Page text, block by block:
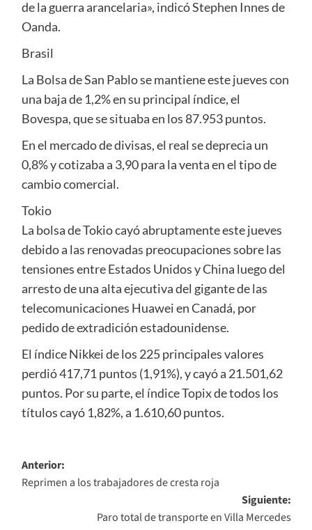
de la guerra arancelaria», indicó Stephen Innes de
Oanda.
Brasil
La Bolsa de San Pablo se mantiene este jueves con
una baja de 1,2% en su principal índice, el
Bovespa, que se situaba en los 87.953 puntos.
En el mercado de divisas, el real se deprecia un
0,8% y cotizaba a 3,90 para la venta en el tipo de
cambio comercial.
Tokio
La bolsa de Tokio cayó abruptamente este jueves
debido a las renovadas preocupaciones sobre las
tensiones entre Estados Unidos y China luego del
arresto de una alta ejecutiva del gigante de las
telecomunicaciones Huawei en Canadá, por
pedido de extradición estadounidense.
El índice Nikkei de los 225 principales valores
perdió 417,71 puntos (1,91%), y cayó a 21.501,62
puntos. Por su parte, el índice Topix de todos los
títulos cayó 1,82%, a 1.610,60 puntos.
Navegación
de
entradas
Anterior:
Reprimen a los trabajadores de cresta roja
Siguiente:
Paro total de transporte en Villa Mercedes